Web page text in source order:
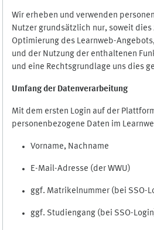
Wir erheben und verwenden
Nutzer grundsätzlich nur, soweit
Optimierung des Learnweb-
und der Nutzung der enthaltenen
und eine Rechtsgrundlage uns dies
Umfang der Datenverarbeitung
Mit dem ersten Login auf der
personenbezogene Daten im
Vorname, Nachname
E-Mail-Adresse (der WWU)
ggf. Matrikelnummer (bei SSO-
ggf. Studiengang (bei SSO-